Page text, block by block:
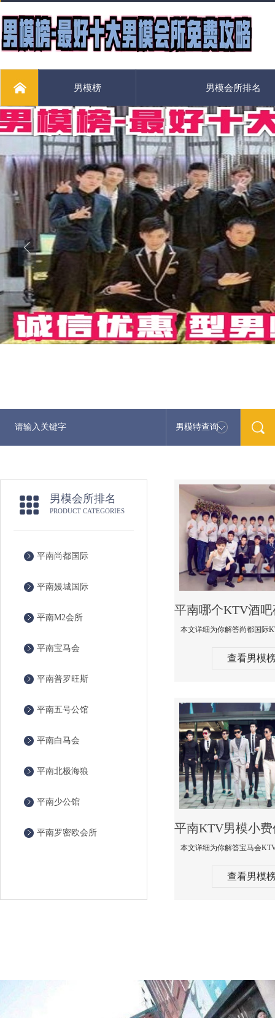
男模榜 男模会所排名
男模特查询 最新
男模会所排名
PRODUCT CATEGORIES
平南尚都国际
平南嫚城国际
平南M2会所
平南宝马会
平南普罗旺斯
平南五号公馆
平南白马会
平南北极海狼
平南少公馆
平南罗密欧会所
查看男模
查看男模